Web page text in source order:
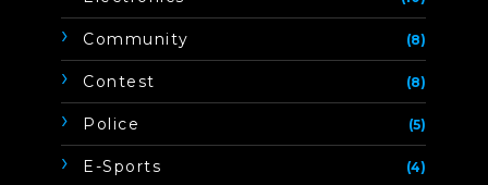
Community (8)
Contest (8)
Police (5)
E-Sports (4)